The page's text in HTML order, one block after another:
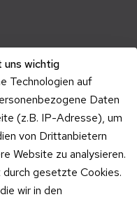
uns wichtig
Technologien auf
Daten
(z.B. IP-Adresse), um
von Drittanbietern
Website zu analysieren.
gesetzte Cookies.
wir in den